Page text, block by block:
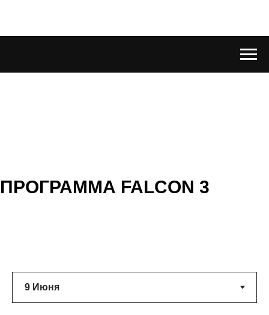
ПРОГРАММА FALCON 3